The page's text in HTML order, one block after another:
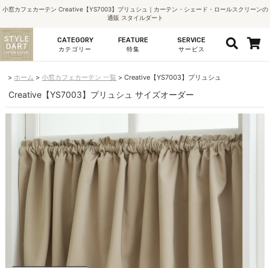
小窓カフェカーテン Creative【YS7003】プリュシュ｜カーテン・シェード・ロールスクリーンの
通販 スタイルダート
CATEGORY
カテゴリー
FEATURE
特集
SERVICE
サービス
ホーム 小窓カフェカーテン 一覧 Creative【YS7003】プリュシュ
Creative【YS7003】プリュシュ サイズオーダー